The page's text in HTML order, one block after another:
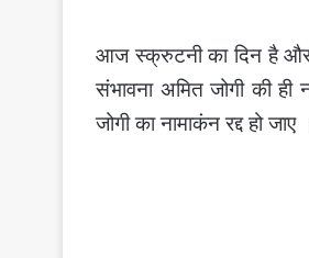
आज स्क्रुटनी का दिन है और
संभावना अमित जोगी की
जोगी का नामाकंन रद्द हो जाए